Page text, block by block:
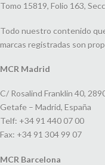
Tomo 15819, Folio 163,
Todo nuestro contenido
marcas registradas son
MCR Madrid
C/ Rosalind Franklin 40,
Getafe – Madrid, España
Telf: +34 91 440 07 00
Fax: +34 91 304 99 07
MCR Barcelona